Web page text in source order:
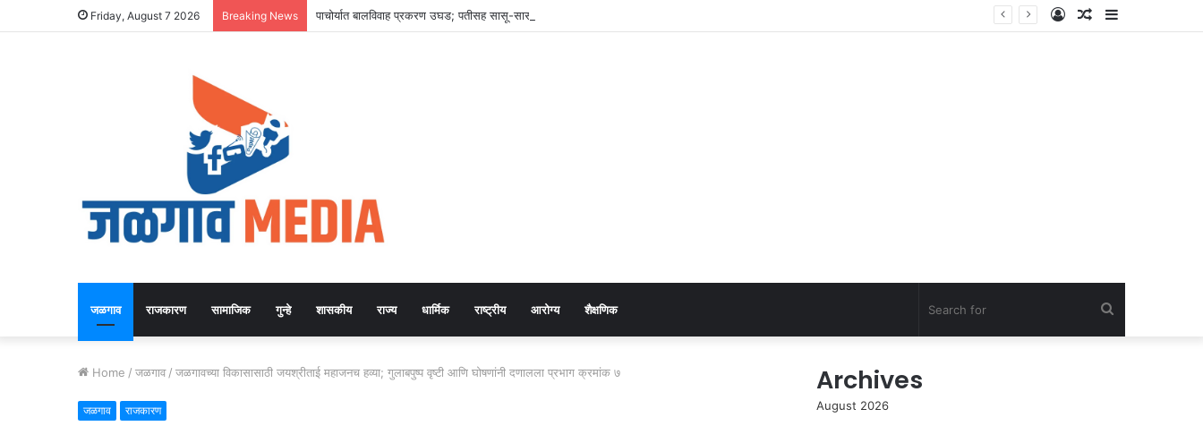
Friday, August 7 2026 Breaking News पाचोर्यात बालविवाह प्रकरण उघड; पतीसह सासू-सासरे व आई-वडिलांवर पोक्सोचा गुन्हा Sidebar
Random
Log
जळगाव राजकारण सामाजिक गुन्हे शासकीय राज्य धार्मिक राष्ट्रीय आरोग्य शैक्षणिक
Home / जळगाव / जळगावच्या विकासासाठी जयश्रीताई महाजनच हव्या; गुलाबपुष्प वृष्टी आणि घोषणांनी दणालला प्रभाग क्रमांक ७
जळगाव राजकारण
Archives
August 2026